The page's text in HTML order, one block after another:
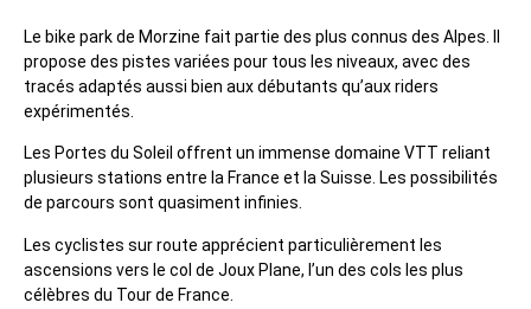
Le bike park de Morzine fait partie des plus connus des Alpes. Il
propose des pistes variées pour tous les niveaux, avec des
tracés adaptés aussi bien aux débutants qu’aux riders
expérimentés.
Les Portes du Soleil offrent un immense domaine VTT reliant
plusieurs stations entre la France et la Suisse. Les possibilités
de parcours sont quasiment infinies.
Les cyclistes sur route apprécient particulièrement les
ascensions vers le col de Joux Plane, l’un des cols les plus
célèbres du Tour de France.